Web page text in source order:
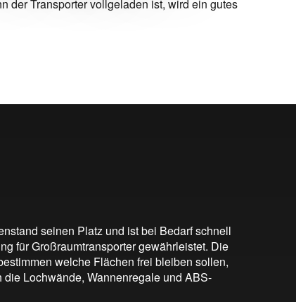
der Transporter vollgeladen ist, wird ein gutes
seinen Platz und ist bei Bedarf schnell
für Großraumtransporter gewährleistet. Die
welche Flächen frei bleiben sollen,
Lochwände, Wannenregale und ABS-